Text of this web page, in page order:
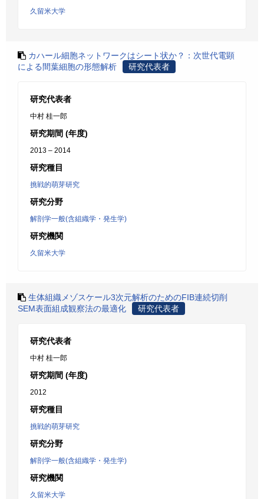
久留米大学
カハール細胞ネットワークはシート状か？：次世代電顕
による間葉細胞の形態解析
研究代表者
研究代表者
中村 桂一郎
研究期間 (年度)
2013 – 2014
研究種目
挑戦的萌芽研究
研究分野
解剖学一般(含組織学・発生学)
研究機関
久留米大学
生体組織メゾスケール3次元解析のためのFIB連続切削
SEM表面組成観察法の最適化
研究代表者
研究代表者
中村 桂一郎
研究期間 (年度)
2012
研究種目
挑戦的萌芽研究
研究分野
解剖学一般(含組織学・発生学)
研究機関
久留米大学